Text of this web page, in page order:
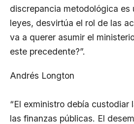
discrepancia metodológica es
leyes, desvirtúa el rol de las
va a querer asumir el
este precedente?”.
Andrés Longton
“El exministro debía custodiar
las finanzas públicas. El